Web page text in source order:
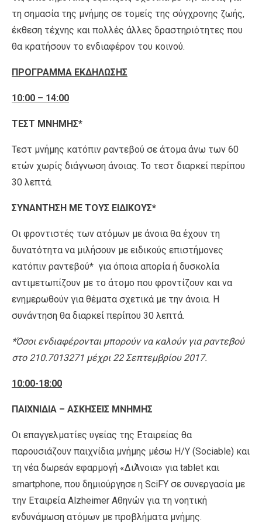
τη σημασία της μνήμης σε τομείς της σύγχρονης ζωής,
έκθεση τέχνης και πολλές άλλες δραστηριότητες που
θα κρατήσουν το ενδιαφέρον του κοινού.
ΠΡΟΓΡΑΜΜΑ ΕΚΔΗΛΩΣΗΣ
10:00 – 14:00
ΤΕΣΤ ΜΝΗΜΗΣ*
Τεστ μνήμης κατόπιν ραντεβού σε άτομα άνω των 60
ετών χωρίς διάγνωση άνοιας. Το τεστ διαρκεί περίπου
30 λεπτά.
ΣΥΝΑΝΤΗΣΗ ΜΕ ΤΟΥΣ ΕΙΔΙΚΟΥΣ*
Οι φροντιστές των ατόμων με άνοια θα έχουν τη
δυνατότητα να μιλήσουν με ειδικούς επιστήμονες
κατόπιν ραντεβού* για όποια απορία ή δυσκολία
αντιμετωπίζουν με το άτομο που φροντίζουν και να
ενημερωθούν για θέματα σχετικά με την άνοια. Η
συνάντηση θα διαρκεί περίπου 30 λεπτά.
*Όσοι ενδιαφέρονται μπορούν να καλούν για ραντεβού
στο 210.7013271 μέχρι 22 Σεπτεμβρίου 2017.
10:00-18:00
ΠΑΙΧΝΙΔΙΑ – ΑΣΚΗΣΕΙΣ ΜΝΗΜΗΣ
Οι επαγγελματίες υγείας της Εταιρείας θα
παρουσιάζουν παιχνίδια μνήμης μέσω Η/Υ (Sociable) και
τη νέα δωρεάν εφαρμογή «ΔιΆνοια» για tablet και
smartphone, που δημιούργησε η SciFY σε συνεργασία με
την Εταιρεία Alzheimer Αθηνών για τη νοητική
ενδυνάμωση ατόμων με προβλήματα μνήμης.